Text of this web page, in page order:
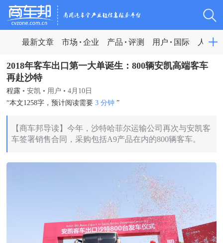
最新文章 市场 企业 产品 评测 用户 国际 人物
2018年客车出口第一大单诞生：800辆安凯高端客车
再赴沙特
程露 • 安凯 • 用户 • 4月10日
“本文1258字，预计阅读需要3 分钟”
【商车邦导读】今年，沙特哈菲尔运输公司再次与安凯客
车签署销售合同，采购包括A9产品在内的800辆客车。